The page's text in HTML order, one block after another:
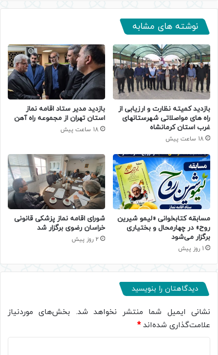
نوشته های مشابه
بازدید کمیته نظارت و ارزیابی از
راه های مواصلاتی شهرستانهای
غرب استان کرمانشاه
18 ساعت پیش
بازدید مدیر ستاد اقامه نماز
استان تهران از مجموعه راه آهن
18 ساعت پیش
مسابقه کتابخوانی «لیمو شیرین
روح» در چهارمحال و بختیاری
برگزار می‌شود
1 روز پیش
شورای اقامه نماز پزشکی قانونی
خراسان رضوی برگزار شد
2 روز پیش
دیدگاهتان را بنویسید
نشانی ایمیل شما منتشر نخواهد شد. بخش‌های موردنیاز
علامت‌گذاری شده‌اند*